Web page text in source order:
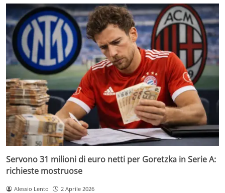
Servono 31 milioni di euro netti per Goretzka in Serie A:
richieste mostruose
Alessio Lento 2 Aprile 2026